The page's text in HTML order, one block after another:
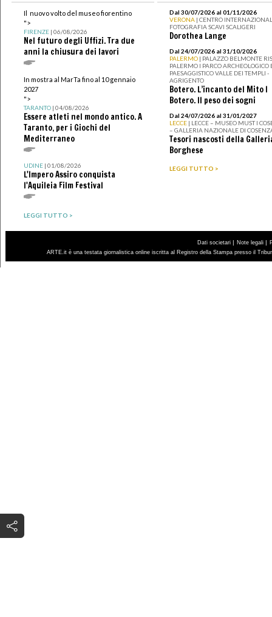
Il nuovo volto del museo fiorentino
">
FIRENZE| 06/08/2026
Nel futuro degli Uffizi. Tra due
anni la chiusura dei lavori
In mostra al MarTa fino al 10 gennaio
2027
">
TARANTO| 04/08/2026
Essere atleti nel mondo antico. A
Taranto, per i Giochi del
Mediterraneo
UDINE| 01/08/2026
L'Impero Assiro conquista
l'Aquileia Film Festival
LEGGI TUTTO >
Dal 30/07/2026 al 01/11/2026
VERONA | CENTRO
FOTOGRAFIA SCAVI SCALIGERI
Dorothea Lange
Dal 24/07/2026 al 31/10/2026
PALERMO | PALAZZO BELMONTE
PALERMO I PARCO ARCHEOLOGICO
PAESAGGISTICO VALLE DEI TEMPLI -
AGRIGENTO
Botero. L’incanto del Mito I
Botero. Il peso dei sogni
Dal 24/07/2026 al 31/01/2027
LECCE | LECCE – MUSEO MUST I
– GALLERIA NAZIONALE DI
Tesori nascosti della
Borghese
LEGGI TUTTO >
Dati societari | Note legali |
ARTE.it è una testata giornalistica online iscritta al Registro della Stampa presso il